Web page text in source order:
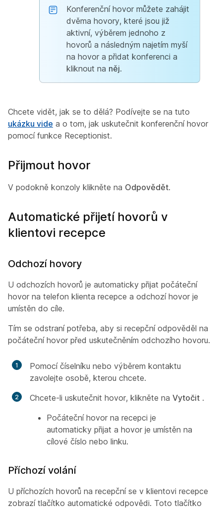
Konferenční hovor můžete zahájit
dvěma hovory, které jsou již
aktivní, výběrem jednoho z
hovorů a následným najetím myší
na hovor a přidat konferenci a
kliknout na něj.
Chcete vidět, jak se to dělá? Podívejte se na tuto
ukázku vide a o tom, jak uskutečnit konferenční hovor
pomocí funkce Receptionist.
Přijmout hovor
V podokně konzoly klikněte na Odpovědět.
Automatické přijetí hovorů v
klientovi recepce
Odchozí hovory
U odchozích hovorů je automaticky přijat počáteční
hovor na telefon klienta recepce a odchozí hovor je
umístěn do cíle.
Tím se odstraní potřeba, aby si recepční odpověděl na
počáteční hovor před uskutečněním odchozího hovoru.
Pomocí číselníku nebo výběrem kontaktu
zavolejte osobě, kterou chcete.
Chcete-li uskutečnit hovor, klikněte na Vytočit .
Počáteční hovor na recepci je
automaticky přijat a hovor je umístěn na
cílové číslo nebo linku.
Příchozí volání
U příchozích hovorů na recepční se v klientovi recepce
zobrazí tlačítko automatické odpovědi. Toto tlačítko